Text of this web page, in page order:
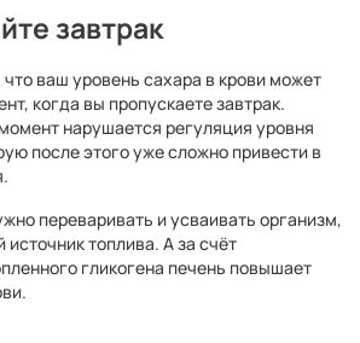
завтрак
ваш уровень сахара в крови может
когда вы пропускаете завтрак.
нарушается регуляция уровня
после этого уже сложно привести в
переваривать и усваивать организм,
топлива. А за счёт
гликогена печень повышает